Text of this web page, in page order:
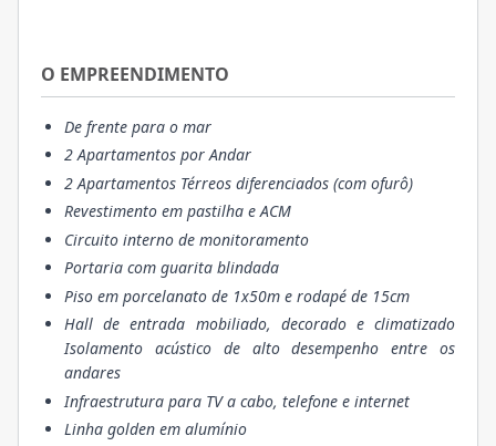
O EMPREENDIMENTO
De frente para o mar
2 Apartamentos por Andar
2 Apartamentos Térreos diferenciados (com ofurô)
Revestimento em pastilha e ACM
Circuito interno de monitoramento
Portaria com guarita blindada
Piso em porcelanato de 1x50m e rodapé de 15cm
Hall de entrada mobiliado, decorado e climatizado
Isolamento acústico de alto desempenho entre os
andares
Infraestrutura para TV a cabo, telefone e internet
Linha golden em alumínio